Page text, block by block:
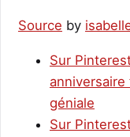
Source by
Sur
géniale
Sur